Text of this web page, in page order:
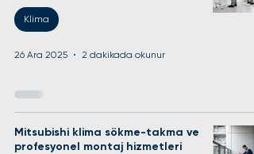
Klima
26 Ara 2025 2 dakikada okunur
Mitsubishi klima sökme-takma ve
profesyonel montaj hizmetleri